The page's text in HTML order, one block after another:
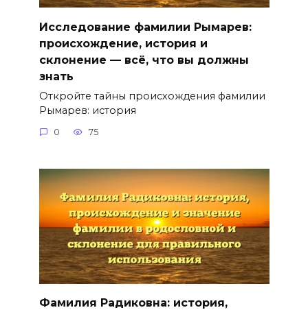
Исследование фамилии Рымарев:
происхождение, история и
склонение — всё, что вы должны
знать
Откройте тайны происхождения фамилии
Рымарев: история
0 75
Фамилия Радиковна: история,